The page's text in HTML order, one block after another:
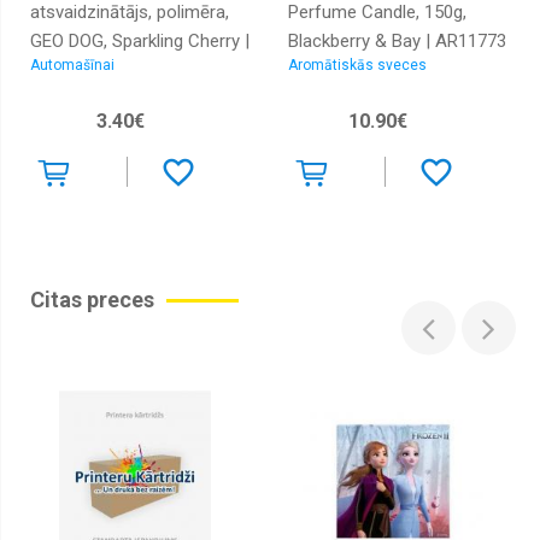
Līmes
Līmlentes
Līmpleves
Mājai
Mērierīces
Modelīši
atsvaidzinātājs, polimēra,
GEO DOG, Sparkling Cherry |
AR12155 | 5904224121556
Automašīnai
3.40€
Perfume Candle, 150g,
Blackberry & Bay | AR11773
| 5904224117733
Aromātiskās sveces
10.90€
Citas preces